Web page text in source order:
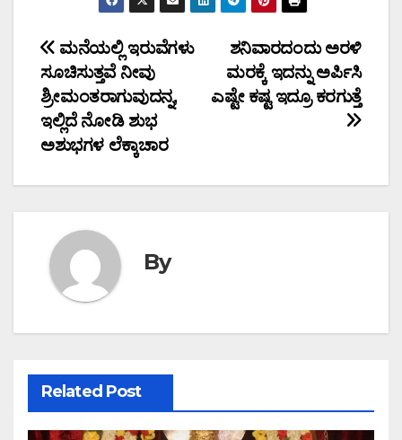
Post
navigation
ಶನಿವಾರದಂದು ಅರಳಿ
ಮರಕ್ಕೆ ಇದನ್ನು ಅರ್ಪಿಸಿ
ಎಷ್ಟೇ ಕಷ್ಟ ಇದ್ರೂ ಕರಗುತ್ತೆ
ಮನೆಯಲ್ಲಿ ಇರುವೆಗಳು
ಸೂಚಿಸುತ್ತವೆ ನೀವು
ಶ್ರೀಮಂತರಾಗುವುದನ್ನ,
ಇಲ್ಲಿದೆ ನೋಡಿ ಶುಭ
ಅಶುಭಗಳ ಲೆಕ್ಕಾಚಾರ
By
Related Post